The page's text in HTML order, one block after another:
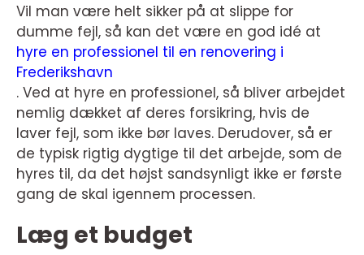
Vil man være helt sikker på at slippe for
dumme fejl, så kan det være en god idé at
hyre en professionel til en renovering i
Frederikshavn
. Ved at hyre en professionel, så bliver arbejdet
nemlig dækket af deres forsikring, hvis de
laver fejl, som ikke bør laves. Derudover, så er
de typisk rigtig dygtige til det arbejde, som de
hyres til, da det højst sandsynligt ikke er første
gang de skal igennem processen.
Læg et budget